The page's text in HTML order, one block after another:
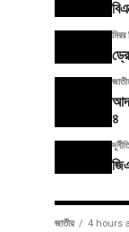
মিরর
৪
দূর্নীতি
জাতীয় 4 hours